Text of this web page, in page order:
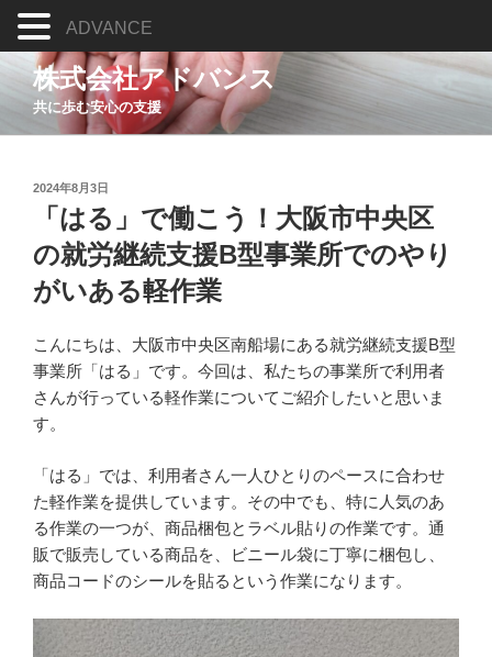
コ
ン
株式会社アドバンス
共に歩む安心の支援
投
2024年8月3日
「はる」で働こう！大阪市中央区
の就労継続支援B型事業所でのやり
がいある軽作業
こんにちは、大阪市中央区南船場にある就労継続支援B型
事業所「はる」です。今回は、私たちの事業所で利用者
さんが行っている軽作業についてご紹介したいと思いま
す。
「はる」では、利用者さん一人ひとりのペースに合わせ
た軽作業を提供しています。その中でも、特に人気のあ
る作業の一つが、商品梱包とラベル貼りの作業です。通
販で販売している商品を、ビニール袋に丁寧に梱包し、
商品コードのシールを貼るという作業になります。
ADVANCE